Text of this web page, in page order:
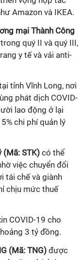
Amazon và IKEA.
mại Thành Công
quý II và quý III,
y tế và vải anti-
tỉnh Vĩnh Long, nơi
phát dịch COVID-
lao động ở lại
chi phí quản lý
(Mã: STK)có thể
việc chuyển đổi
tái chế và giành
chịu mức thuế
COVID-19 cho
3 tỷ đồng.
(Mã: TNG) được